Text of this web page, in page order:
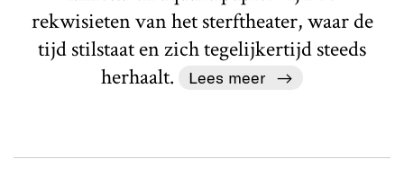
rekwisieten van het sterftheater, waar de
tijd stilstaat en zich tegelijkertijd steeds
herhaalt.
Lees meer